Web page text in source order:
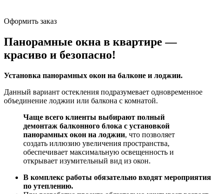
Оформить заказ
Панорамные окна в квартире —
красиво и безопасно!
Установка панорамных окон на балконе и лоджии.
Данный вариант остекления подразумевает одновременное
объединение лоджии или балкона с комнатой.
Чаще всего клиенты выбирают полный
демонтаж балконного блока с установкой
панорамных окон на лоджии, что позволяет
создать иллюзию увеличения пространства,
обеспечивает максимальную освещенность и
открывает изумительный вид из окон.
В комплекс работы обязательно входят мероприятия
по утеплению.